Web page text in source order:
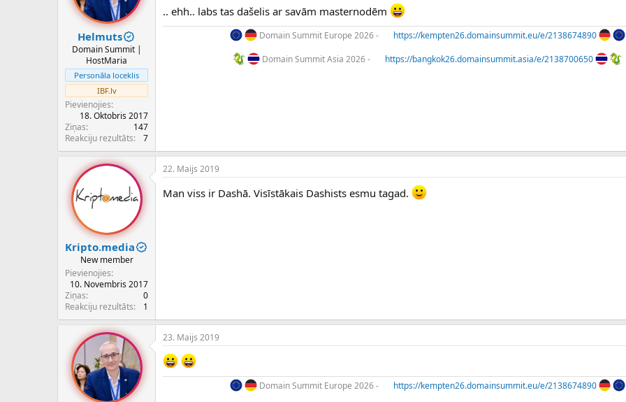
Helmuts
Domain Summit |
HostMaria
Personāla loceklis
IBF.lv
Pievienojies
18. Oktobris 2017
Ziņas
147
Reakciju rezultāts
7
.. ehh.. labs tas dašelis ar savām masternodēm
Domain Summit Europe 2026 -
https://kempten26.domainsummit.eu/e/2138674890
Domain Summit Asia 2026 -
https://bangkok26.domainsummit.asia/e/2138700650
Kripto.media
New member
Pievienojies
10. Novembris 2017
Ziņas
0
Reakciju rezultāts
1
22. Maijs 2019
Man viss ir Dashā. Visīstākais Dashists esmu tagad.
23. Maijs 2019
Domain Summit Europe 2026 -
https://kempten26.domainsummit.eu/e/2138674890